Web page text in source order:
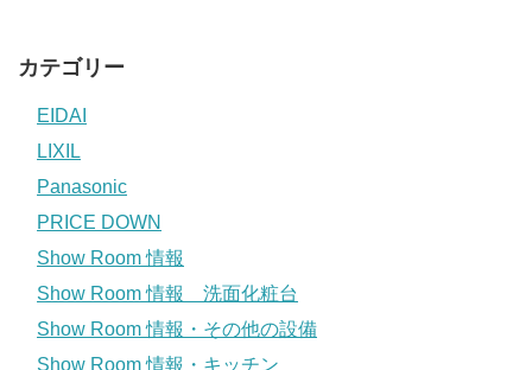
カテゴリー
EIDAI
LIXIL
Panasonic
PRICE DOWN
Show Room 情報
Show Room 情報 洗面化粧台
Show Room 情報・その他の設備
Show Room 情報・キッチン